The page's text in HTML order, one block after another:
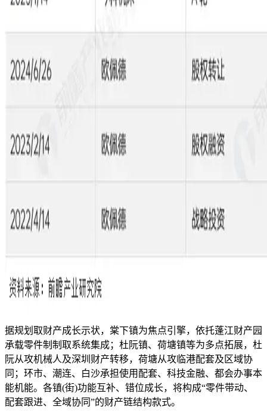
据规划取财产成长示状，棠下镇为焦点引擎，依托蓬江财产园
承载零件制制取系统集成；杜阮镇、荷塘镇等为多点拓展，杜
阮从攻机械人及深圳财产转移，荷塘从攻临港配套及区域协
同；环市、潮连、白沙承担使用配套、科技金融、都会办事本
能机能。各镇(街)功能互补、错位成长，将构成“零件带动、
配套跟进、全域协同”的财产链结构款式。